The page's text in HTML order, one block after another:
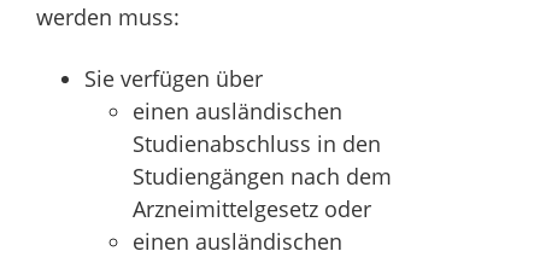
werden muss:
Sie verfügen über
einen ausländischen
Studienabschluss in den
Studiengängen nach dem
Arzneimittelgesetz oder
einen ausländischen